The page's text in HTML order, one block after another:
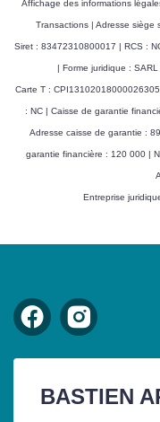
Affichage des informations
Transactions | Adresse siège
Siret : 83472310800017 | RCS :
| Forme juridique :
Carte T :
: NC | Caisse de garantie
Adresse caisse de garantie :
garantie financière : 120 000 |
Entreprise
BASTIEN